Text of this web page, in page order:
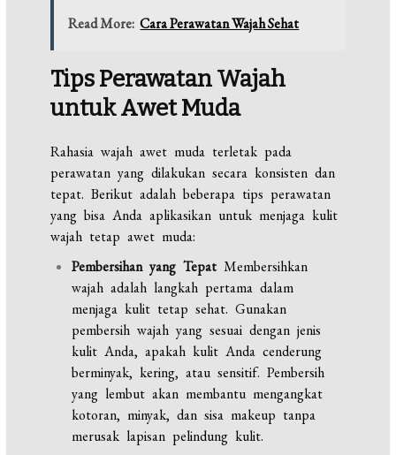
Read More: Cara Perawatan Wajah Sehat
Tips Perawatan Wajah
untuk Awet Muda
Rahasia wajah awet muda terletak pada
perawatan yang dilakukan secara konsisten dan
tepat. Berikut adalah beberapa tips perawatan
yang bisa Anda aplikasikan untuk menjaga kulit
wajah tetap awet muda:
Pembersihan yang Tepat Membersihkan
wajah adalah langkah pertama dalam
menjaga kulit tetap sehat. Gunakan
pembersih wajah yang sesuai dengan jenis
kulit Anda, apakah kulit Anda cenderung
berminyak, kering, atau sensitif. Pembersih
yang lembut akan membantu mengangkat
kotoran, minyak, dan sisa makeup tanpa
merusak lapisan pelindung kulit.